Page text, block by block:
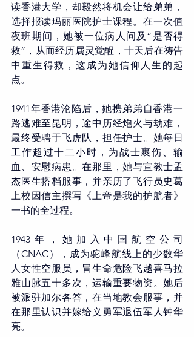
读香港大学，却毅然将机会让给弟弟，
选择报读玛丽医院护士课程。在一次值
夜班期间，她被一位病人问及“是否得
救”，从而经历属灵觉醒，十天后在祷告
中重生得救，这成为她信仰人生的起
点。
1941年香港沦陷后，她携弟弟自香港一
路逃难至昆明，途中历经炮火与劫难，
最终受聘于飞虎队，担任护士。她每日
工作超过十二小时，为战士裹伤、输
血、安慰病患。在那里，她与宣教士孟
杰医生搭档服事，并亲历了飞行员史葛
上校因信主撰写《上帝是我的护航者》
一书的全过程。
1943年，她加入中国航空公司
（CNAC），成为驼峰航线上的少数华
人女性空服员，冒生命危险飞越喜马拉
雅山脉五十多次，运输重要物资。她后
被派驻加尔各答，在当地教会服事，并
在那里认识并嫁给义勇军退伍军人钟华
亮。